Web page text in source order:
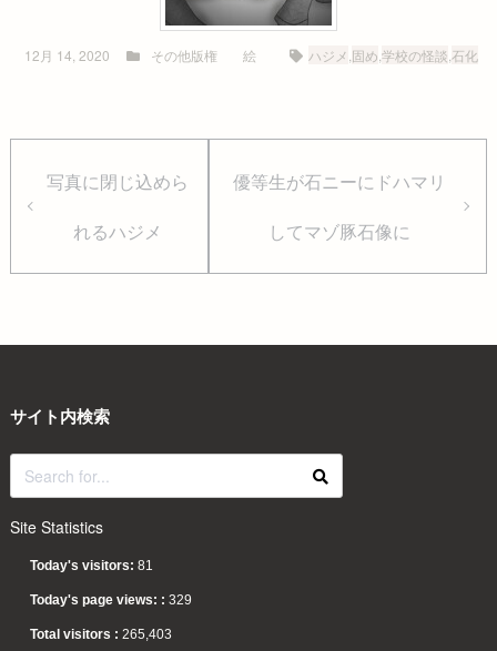
12月 14, 2020 その他版権 絵 ハジメ 固め ,学校の怪談 ,石化
写真に閉じ込めら
れるハジメ
優等生が石ニーにドハマリ
してマゾ豚石像に
サイト内検索
Site Statistics
Today's visitors: 81
Today's page views: : 329
Total visitors : 265,403